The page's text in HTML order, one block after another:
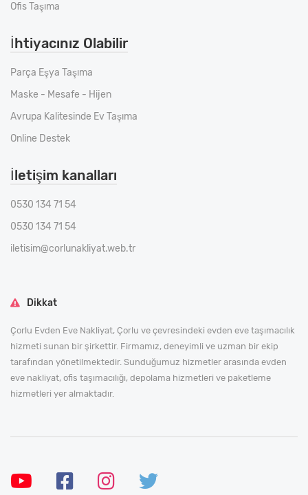
Ofis Taşıma
İhtiyacınız Olabilir
Parça Eşya Taşıma
Maske - Mesafe - Hijen
Avrupa Kalitesinde Ev Taşıma
Online Destek
İletişim kanalları
0530 134 71 54
0530 134 71 54
iletisim@corlunakliyat.web.tr
Dikkat
Çorlu Evden Eve Nakliyat, Çorlu ve çevresindeki evden eve taşımacılık
hizmeti sunan bir şirkettir. Firmamız, deneyimli ve uzman bir ekip
tarafından yönetilmektedir. Sunduğumuz hizmetler arasında evden
eve nakliyat, ofis taşımacılığı, depolama hizmetleri ve paketleme
hizmetleri yer almaktadır.